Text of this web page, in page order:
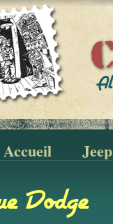
Accueil Jeep
Dodge